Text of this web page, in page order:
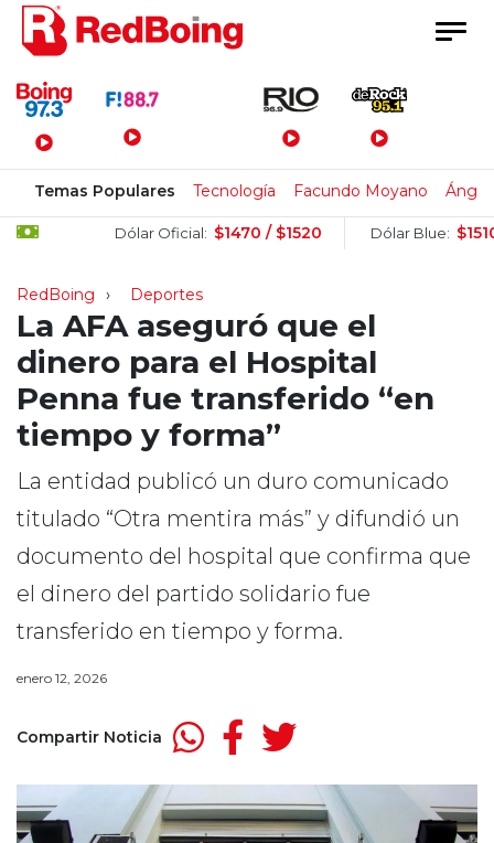
Menú Principal
Temas Populares Tecnología Facundo Moyano
Dólar Oficial: $1470 / $1520 Dólar Blue: $1510 /
RedBoing Deportes
La AFA aseguró que el
dinero para el Hospital
Penna fue transferido “en
tiempo y forma”
La entidad publicó un duro comunicado
titulado “Otra mentira más” y difundió un
documento del hospital que confirma que
el dinero del partido solidario fue
transferido en tiempo y forma.
enero 12, 2026
Compartir Noticia